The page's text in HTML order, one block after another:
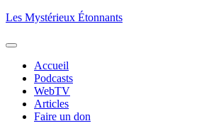
Aller
contenu
Les Mystérieux Étonnants
Accueil
Podcasts
WebTV
Articles
Faire un don